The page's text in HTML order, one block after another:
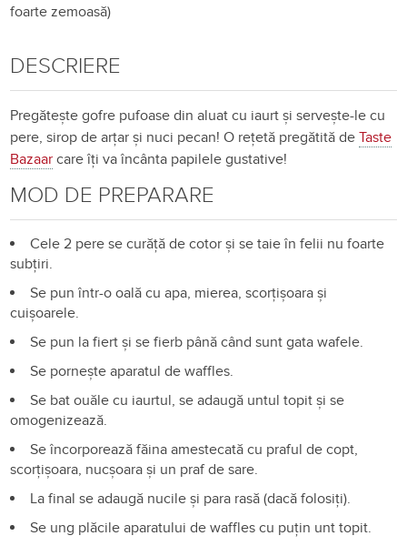
foarte zemoasă)
DESCRIERE
Pregătește gofre pufoase din aluat cu iaurt și servește-le cu
pere, sirop de arțar și nuci pecan! O rețetă pregătită deTaste
Bazaar care îți va încânta papilele gustative!
MOD DE PREPARARE
Cele 2 pere se curăță de cotor și se taie în felii nu foarte
subțiri.
Se pun într-o oală cu apa, mierea, scorțișoara și
cuișoarele.
Se pun la fiert și se fierb până când sunt gata wafele.
Se pornește aparatul de waffles.
Se bat ouăle cu iaurtul, se adaugă untul topit și se
omogenizează.
Se încorporează făina amestecată cu praful de copt,
scorțișoara, nucșoara și un praf de sare.
La final se adaugă nucile și para rasă (dacă folosiți).
Se ung plăcile aparatului de waffles cu puțin unt topit.